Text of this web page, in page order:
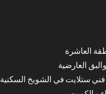
العارضية
ستلايت في الشويخ السكنية